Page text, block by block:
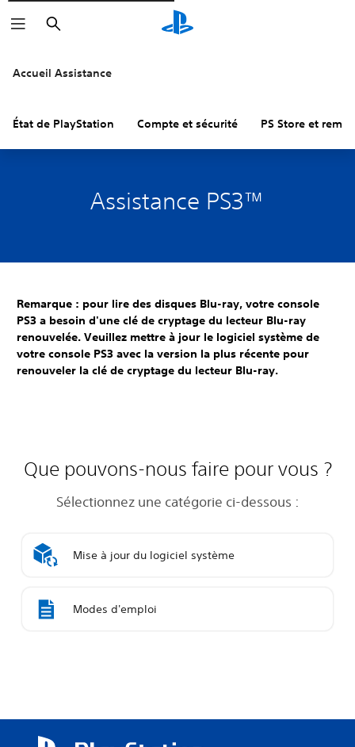
Rechercher
Accueil Assistance
État de PlayStation Compte et sécurité PS Store et
Assistance PS3™
Remarque : pour lire des disques Blu-ray, votre console
PS3 a besoin d'une clé de cryptage du lecteur Blu-ray
renouvelée. Veuillez mettre à jour le logiciel système de
votre console PS3 avec la version la plus récente pour
renouveler la clé de cryptage du lecteur Blu-ray.
Que pouvons-nous faire pour vous ?
Sélectionnez une catégorie ci-dessous :
Mise à jour du logiciel système
Modes d'emploi